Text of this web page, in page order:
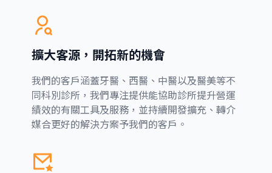
擴大客源，開拓新的機會
我們的客戶涵蓋牙醫、西醫、中醫以及醫美等不
同科別診所，我們專注提供能協助診所提升營運
績效的有關工具及服務，並持續開發擴充、轉介
媒合更好的解決方案予我們的客戶。